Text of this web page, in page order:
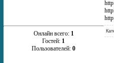
Онлайн всего: 1
Гостей: 1
Пользователей:0